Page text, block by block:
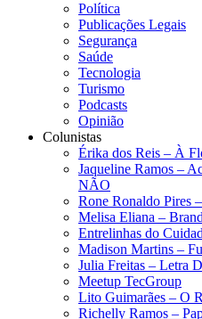
Política
Publicações Legais
Segurança
Saúde
Tecnologia
Turismo
Podcasts
Opinião
Colunistas
Érika dos Reis​ – À
Jaqueline Ramos –
NÃO
Rone Ronaldo Pires
Melisa Eliana –
Entrelinhas do
Madison Martins –
Julia Freitas​ – Letra
Meetup TecGroup
Lito Guimarães – O
Richelly Ramos​ –